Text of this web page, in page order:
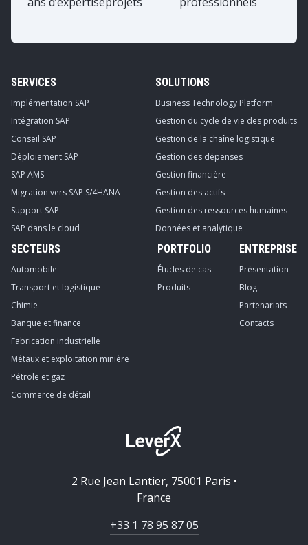
SERVICES
Implémentation SAP
Intégration SAP
Conseil SAP
Déploiement SAP
SAP AMS
Migration vers SAP S/4HANA
Support SAP
SAP dans le cloud
SOLUTIONS
Business Technology Platform
Gestion du cycle de vie des produits
Gestion de la chaîne logistique
Gestion des dépenses
Gestion financière
Gestion des actifs
Gestion des ressources humaines
Données et analytique
SECTEURS
Automobile
Transport et logistique
Chimie
Banque et finance
Fabrication industrielle
Métaux et exploitation minière
Pétrole et gaz
Commerce de détail
PORTFOLIO
Études de cas
Produits
ENTREPRISE
Présentation
Blog
Partenariats
Contacts
2 Rue Jean Lantier, 75001 Paris •
France
+33 1 78 95 87 05